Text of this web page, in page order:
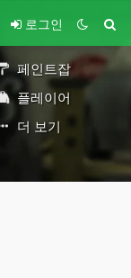
로그인
페인트잡
플레이어
더 보기